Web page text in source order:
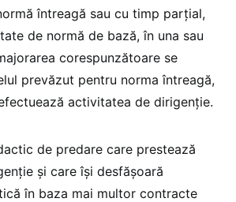
întreagă sau cu timp parțial,
de normă de bază, în una sau
corespunzătoare se
prevăzut pentru norma întreagă,
activitatea de dirigenție.
de predare care prestează
și care își desfășoară
în baza mai multor contracte